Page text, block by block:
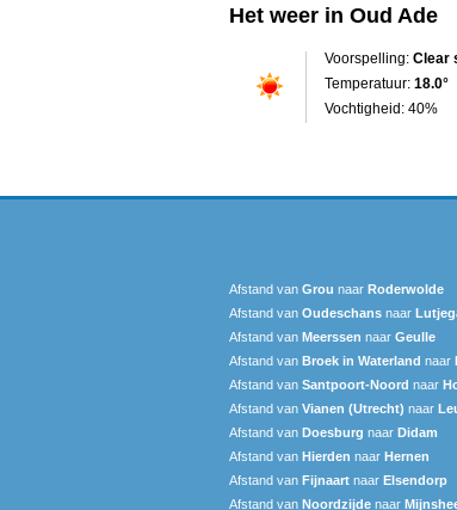
Het weer in Oud Ade
Voorspelling: Clear
Temperatuur: 18.0°
Vochtigheid: 40%
Afstand van Grou naar Roderwolde
Afstand van Oudeschans naar
Afstand van Meerssen naar Geulle
Afstand van Broek in Waterland naar
Afstand van Santpoort-Noord naar
Afstand van Vianen (Utrecht) naar
Afstand van Doesburg naar Didam
Afstand van Hierden naar Hernen
Afstand van Fijnaart naar Elsendorp
Afstand van Noordzijde naar